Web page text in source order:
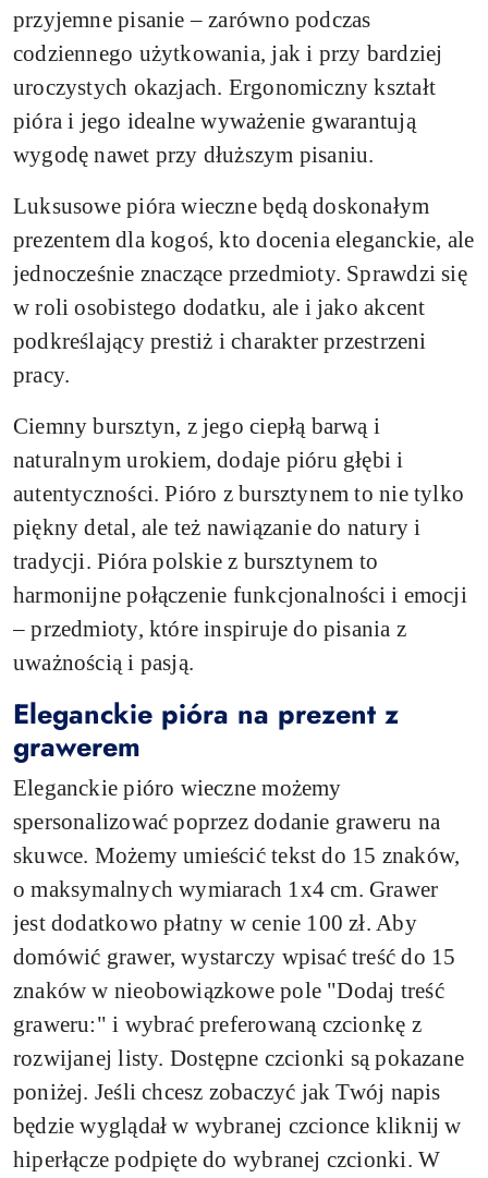
przyjemne pisanie – zarówno podczas
codziennego użytkowania, jak i przy bardziej
uroczystych okazjach. Ergonomiczny kształt
pióra i jego idealne wyważenie gwarantują
wygodę nawet przy dłuższym pisaniu.
Luksusowe pióra wieczne będą doskonałym
prezentem dla kogoś, kto docenia eleganckie, ale
jednocześnie znaczące przedmioty. Sprawdzi się
w roli osobistego dodatku, ale i jako akcent
podkreślający prestiż i charakter przestrzeni
pracy.
Ciemny bursztyn, z jego ciepłą barwą i
naturalnym urokiem, dodaje pióru głębi i
autentyczności. Pióro z bursztynem to nie tylko
piękny detal, ale też nawiązanie do natury i
tradycji. Pióra polskie z bursztynem to
harmonijne połączenie funkcjonalności i emocji
– przedmioty, które inspiruje do pisania z
uważnością i pasją.
Eleganckie pióra na prezent z
grawerem
Eleganckie pióro wieczne możemy
spersonalizować poprzez dodanie graweru na
skuwce. Możemy umieścić tekst do 15 znaków,
o maksymalnych wymiarach 1x4 cm. Grawer
jest dodatkowo płatny w cenie 100 zł. Aby
domówić grawer, wystarczy wpisać treść do 15
znaków w nieobowiązkowe pole "Dodaj treść
graweru:" i wybrać preferowaną czcionkę z
rozwijanej listy. Dostępne czcionki są pokazane
poniżej. Jeśli chcesz zobaczyć jak Twój napis
będzie wyglądał w wybranej czcionce kliknij w
hiperłącze podpięte do wybranej czcionki. W